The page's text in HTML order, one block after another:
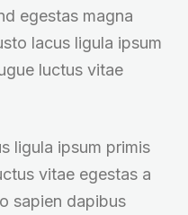
egestas magna
lacus ligula ipsum
luctus vitae
ligula ipsum primis
vitae egestas a
sapien dapibus